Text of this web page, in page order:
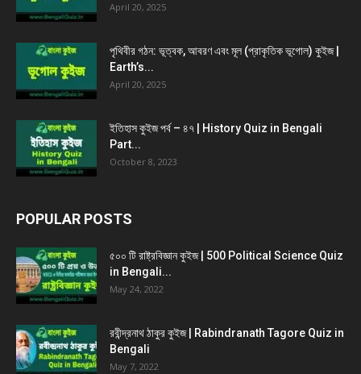
April 20, 2025
পৃথিবীর গঠন: ভূত্বক, আবরণ এবং মূল (প্রাকৃতিক ভূগোল) কুইজ |
Earth’s...
April 20, 2025
ইতিহাস কুইজ পর্ব – ৪৭ | History Quiz in Bengali
Part...
October 8, 2023
POPULAR POSTS
৫০০ টি রাষ্ট্রবিজ্ঞান কুইজ | 500 Political Science Quiz
in Bengali...
May 24, 2022
রবীন্দ্রনাথ ঠাকুর কুইজ | Rabindranath Tagore Quiz in
Bengali
May 7, 2022